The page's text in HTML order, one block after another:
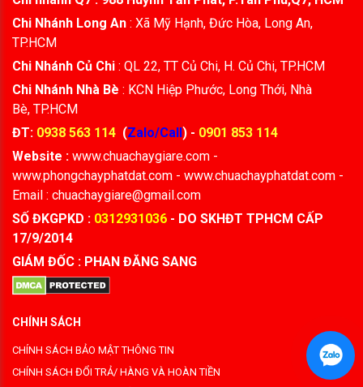
Chi Nhánh Long An : Xã Mỹ Hạnh, Đức Hòa, Long An,
TP.HCM
Chi Nhánh Củ Chi : QL 22, TT Củ Chi, H. Củ Chi, TP.HCM
Chi Nhánh Nhà Bè : KCN Hiệp Phước, Long Thới, Nhà
Bè, TP.HCM
ĐT: 0938 563 114 (Zalo/Call ) - 0901 853 114
Website : www.chuachaygiare.com -
www.phongchayphatdat.com - www.chuachayphatdat.com -
Email : chuachaygiare@gmail.com
SỐ ĐKGPKD : 0312931036 - DO SKHĐT TPHCM CẤP
17/9/2014
GIÁM ĐỐC : PHAN ĐĂNG SANG
CHÍNH SÁCH
CHÍNH SÁCH BẢO MẬT THÔNG TIN
CHÍNH SÁCH ĐỔI TRẢ/ HÀNG VÀ HOÀN TIỀN